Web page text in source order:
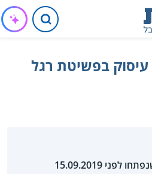
בפשיטת רגל
15.09.2019